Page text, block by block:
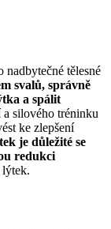
tělesné
svalů, správně
a spálit
silového tréninku
ke zlepšení
je důležité se
redukci